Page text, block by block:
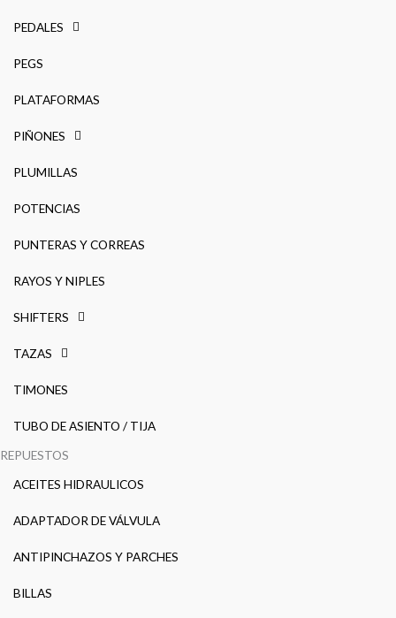
PEDALES
PEGS
PLATAFORMAS
PIÑONES
PLUMILLAS
POTENCIAS
PUNTERAS Y CORREAS
RAYOS Y NIPLES
SHIFTERS
TAZAS
TIMONES
TUBO DE ASIENTO / TIJA
REPUESTOS
ACEITES HIDRAULICOS
ADAPTADOR DE VÁLVULA
ANTIPINCHAZOS Y PARCHES
BILLAS